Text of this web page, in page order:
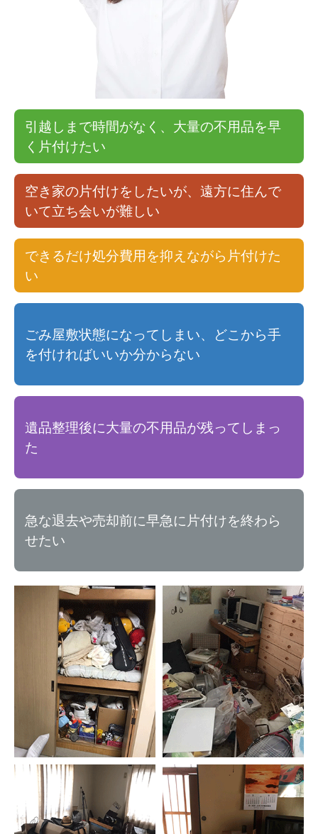
引越しまで時間がなく、大量の不用品を早
く片付けたい
空き家の片付けをしたいが、遠方に住んで
いて立ち会いが難しい
できるだけ処分費用を抑えながら片付けた
い
ごみ屋敷状態になってしまい、どこから手
を付ければいいか分からない
遺品整理後に大量の不用品が残ってしまっ
た
急な退去や売却前に早急に片付けを終わら
せたい